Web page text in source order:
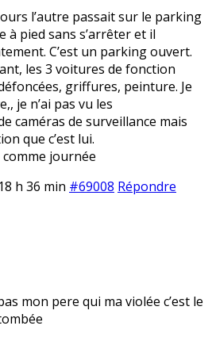
l’autre passait sur le parking
à pied sans s’arrêter et il
C’est un parking ouvert.
les 3 voitures de fonction
griffures, peinture. Je
je n’ai pas vu les
caméras de surveillance mais
que c’est lui.
journée
h 36 min #69008 Répondre
mon pere qui ma violée c’est le